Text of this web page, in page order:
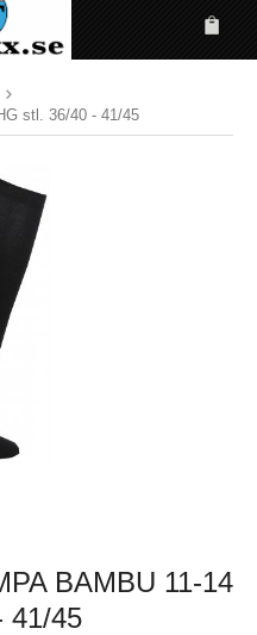
stl. 36/40 - 41/45
BAMBU 11-14
41/45